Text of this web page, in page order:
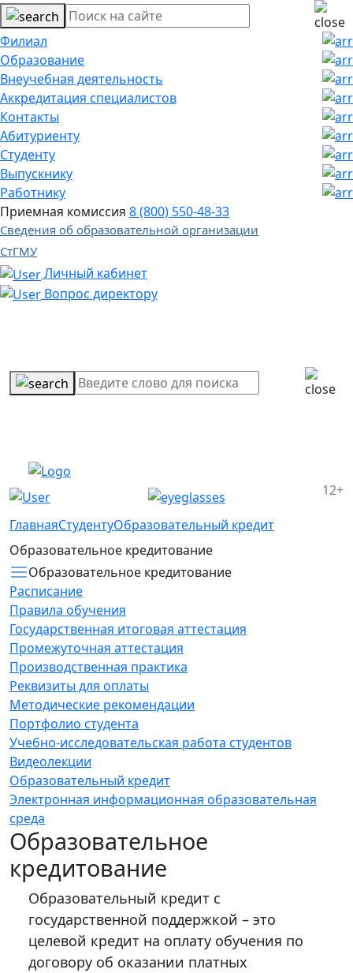
Филиал
Образование
Внеучебная деятельность
Аккредитация специалистов
Контакты
Абитуриенту
Студенту
Выпускнику
Работнику
Приемная комиссия 8 (800) 550-48-33
Сведения об образовательной организации
СтГМУ
Личный кабинет
Вопрос директору
12+
ГлавнаяСтудентуОбразовательный кредит
Образовательное кредитование
Образовательное кредитование
Расписание
Правила обучения
Государственная итоговая аттестация
Промежуточная аттестация
Производственная практика
Реквизиты для оплаты
Методические рекомендации
Портфолио студента
Учебно-исследовательская работа студентов
Видеолекции
Образовательный кредит
Электронная информационная образовательная
среда
Образовательное
кредитование
Образовательный кредит с
государственной поддержкой – это
целевой кредит на оплату обучения по
договору об оказании платных